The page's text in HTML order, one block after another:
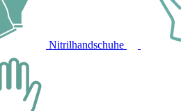
Nitrilhandschuhe